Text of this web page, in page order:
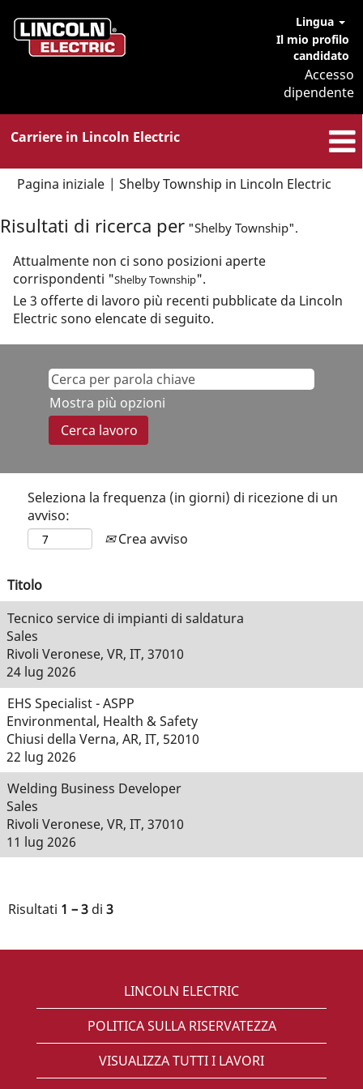
Lingua
Il mio profilo
candidato
Accesso
dipendente
Carriere in Lincoln Electric
Pagina iniziale | Shelby Township in Lincoln Electric
Risultati di ricerca per "Shelby Township".
Attualmente non ci sono posizioni aperte
corrispondenti "Shelby Township".
Le 3 offerte di lavoro più recenti pubblicate da Lincoln
Electric sono elencate di seguito.
Mostra più opzioni
Seleziona la frequenza (in giorni) di ricezione di un
avviso:
Crea avviso
Titolo
Tecnico service di impianti di saldatura
Sales
Rivoli Veronese, VR, IT, 37010
24 lug 2026
EHS Specialist - ASPP
Environmental, Health & Safety
Chiusi della Verna, AR, IT, 52010
22 lug 2026
Welding Business Developer
Sales
Rivoli Veronese, VR, IT, 37010
11 lug 2026
Risultati 1 – 3 di 3
LINCOLN ELECTRIC
POLITICA SULLA RISERVATEZZA
VISUALIZZA TUTTI I LAVORI